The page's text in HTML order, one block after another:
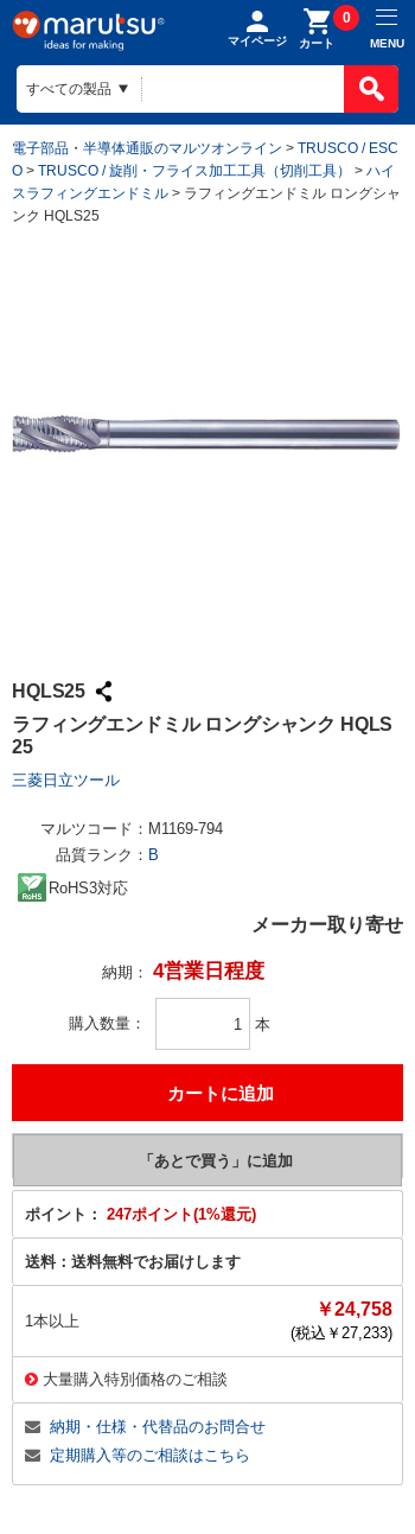
マイページ カート
0
MENU
電子部品・半導体通販のマルツオンライン > TRUSCO / ESC
O > TRUSCO / 旋削・フライス加工工具（切削工具） > ハイ
スラフィングエンドミル > ラフィングエンドミル ロングシャ
ンク HQLS25
HQLS25
ラフィングエンドミル ロングシャンク HQLS
25
三菱日立ツール
マルツコード： M1169-794
品質ランク： B
RoHS3対応
メーカー取り寄せ
納期： 4営業日程度
購入数量 本
ポイント： 247ポイント(1%還元)
送料： 送料無料でお届けします
1本以上
￥24,758
(税込￥ 27,233)
大量購入特別価格のご相談
納期・仕様・代替品のお問合せ
定期購入等のご相談はこちら